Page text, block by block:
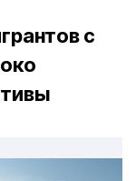
c